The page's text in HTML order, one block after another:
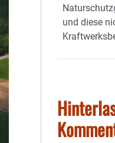
und diese